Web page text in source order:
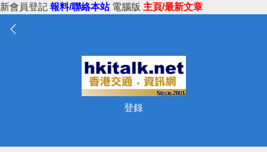
新會員登記 報料/聯絡本站 電腦版 主頁/最新文章
登錄